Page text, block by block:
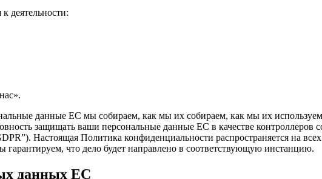
деятельности:
данные ЕС мы собираем, как мы их собираем, как мы их
защищать ваши персональные данные ЕС в качестве контроллеров
Настоящая Политика конфиденциальности распространяется на
что дело будет направлено в соответствующую инстанцию.
данных ЕС